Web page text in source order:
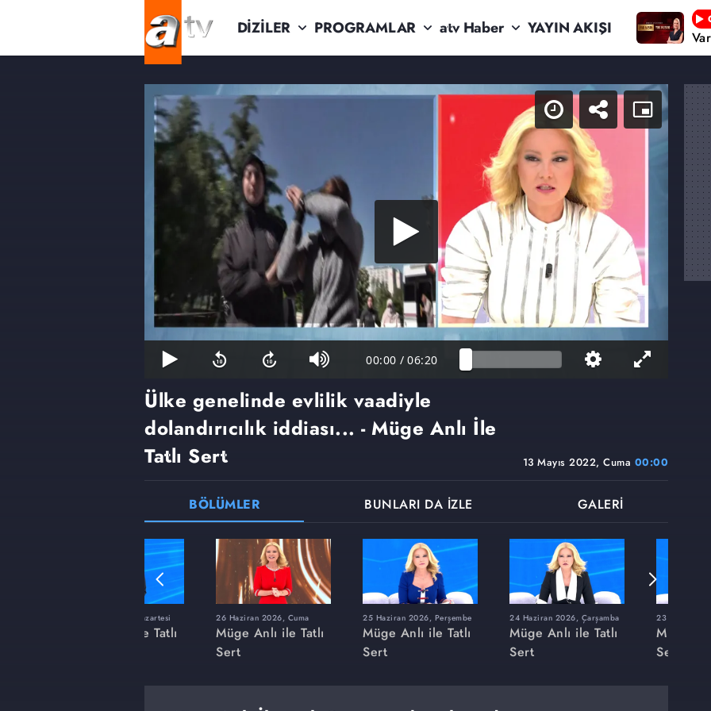
DİZİLER PROGRAMLAR atv Haber YAYIN AKIŞI
00:00 / 06:20
13 Mayıs 2022, Cuma 00:00
Ülke genelinde evlilik vaadiyle
dolandırıcılık iddiası... - Müge Anlı İle
Tatlı Sert
BÖLÜMLER BUNLARI DA İZLE GALERİ
8 Haziran 2026, Pazartesi
Müge Anlı ile Tatlı
26 Haziran 2026, Cuma
Müge Anlı ile Tatlı
Sert
25 Haziran 2026, Perşembe
Müge Anlı ile Tatlı
Sert
24 Haziran 2026, Çarşamba
Müge Anlı ile Tatlı
Sert
23 Haziran
Müge
Sert